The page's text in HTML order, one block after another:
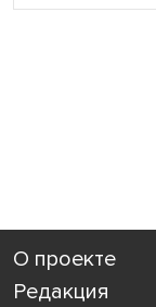
О проекте
Редакция